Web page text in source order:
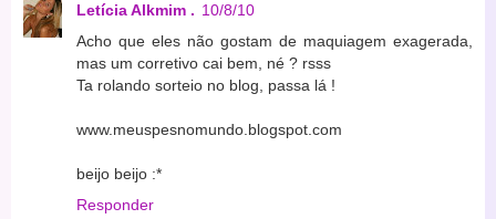
Letícia Alkmim . 10/8/10
Acho que eles não gostam de maquiagem exagerada,
mas um corretivo cai bem, né ? rsss
Ta rolando sorteio no blog, passa lá !
www.meuspesnomundo.blogspot.com
beijo beijo :*
Responder